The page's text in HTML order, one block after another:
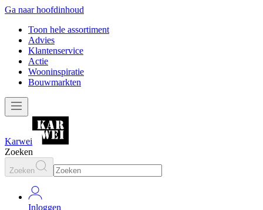
Ga naar hoofdinhoud
Toon hele assortiment
Advies
Klantenservice
Actie
Wooninspiratie
Bouwmarkten
Karwei
Zoeken
Zoeken
Inloggen